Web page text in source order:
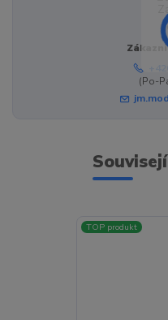
(Po-
TOP produkt